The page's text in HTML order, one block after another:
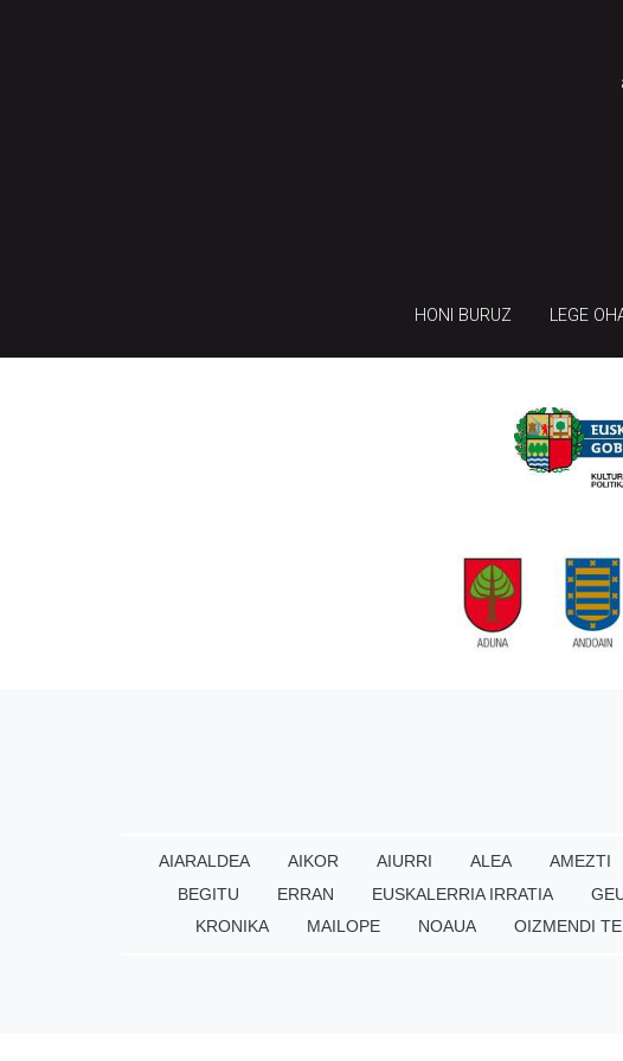
HONI BURUZ LEGE
AIARALDEA AIKOR AIURRI ALEA AMEZTI
BEGITU
ERRAN EUSKALERRIA IRRATIA
KRONIKA
MAILOPE NOAUA OIZMENDI